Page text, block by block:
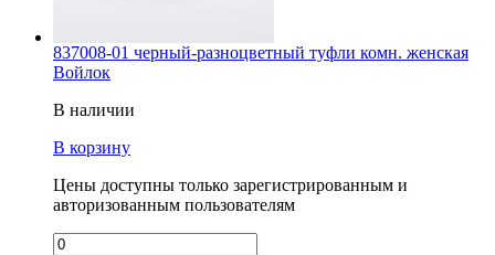
837008-01 черный-разноцветный туфли комн. женская
Войлок
В наличии
В корзину
Цены доступны только зарегистрированным и
авторизованным пользователям